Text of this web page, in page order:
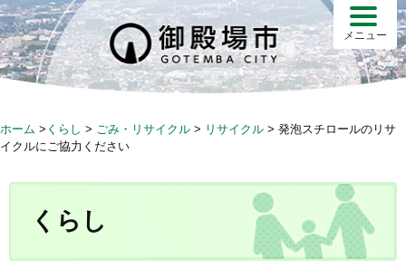
S
k
i
p
c
メニュー
ホーム > くらし > ごみ・リサイクル > リサイクル > 発泡スチロールのリサ
イクルにご協力ください
くらし